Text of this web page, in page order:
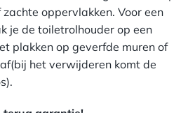
oppervlakken. Voor een
je de toiletrolhouder op een
plakken op geverfde muren of
het verwijderen komt de